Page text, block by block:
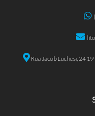
Rua Jacob Luchesi, 2419